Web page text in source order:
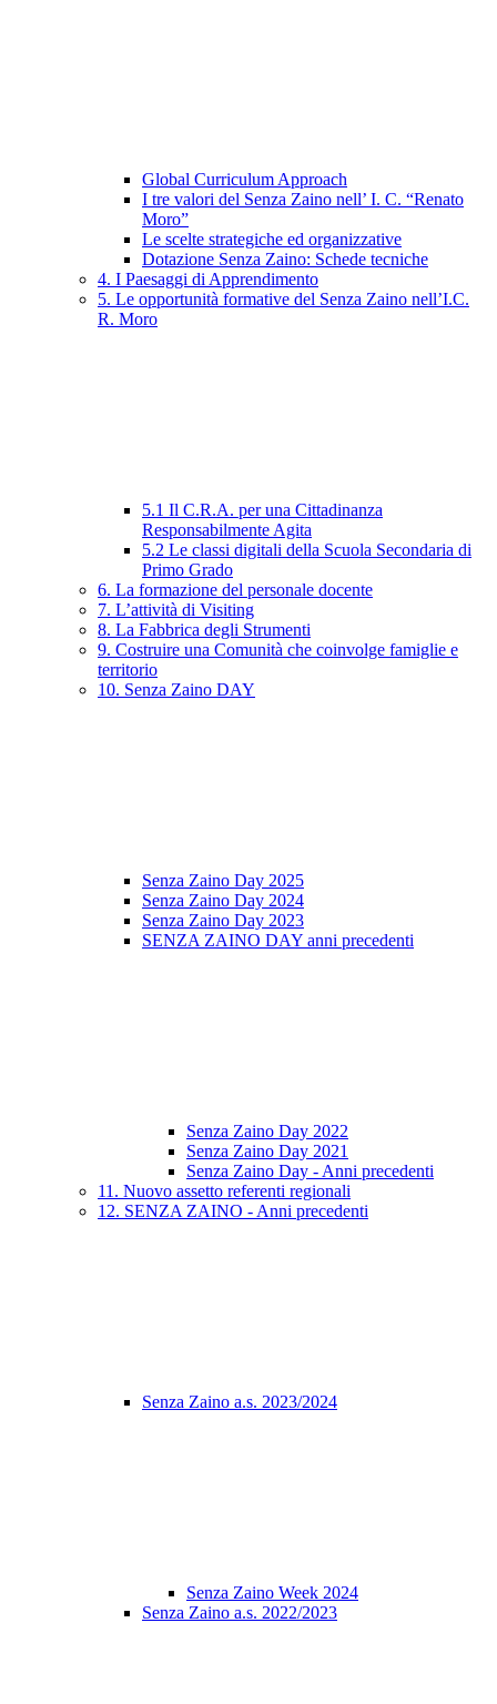
Global Curriculum Approach
I tre valori del Senza Zaino nell’ I. C. “Renato
Moro”
Le scelte strategiche ed organizzative
Dotazione Senza Zaino: Schede tecniche
4. I Paesaggi di Apprendimento
5. Le opportunità formative del Senza Zaino nell’I.C.
R. Moro
5.1 Il C.R.A. per una Cittadinanza
Responsabilmente Agita
5.2 Le classi digitali della Scuola Secondaria di
Primo Grado
6. La formazione del personale docente
7. L’attività di Visiting
8. La Fabbrica degli Strumenti
9. Costruire una Comunità che coinvolge famiglie e
territorio
10. Senza Zaino DAY
Senza Zaino Day 2025
Senza Zaino Day 2024
Senza Zaino Day 2023
SENZA ZAINO DAY anni precedenti
Senza Zaino Day 2022
Senza Zaino Day 2021
Senza Zaino Day - Anni precedenti
11. Nuovo assetto referenti regionali
12. SENZA ZAINO - Anni precedenti
Senza Zaino a.s. 2023/2024
Senza Zaino Week 2024
Senza Zaino a.s. 2022/2023